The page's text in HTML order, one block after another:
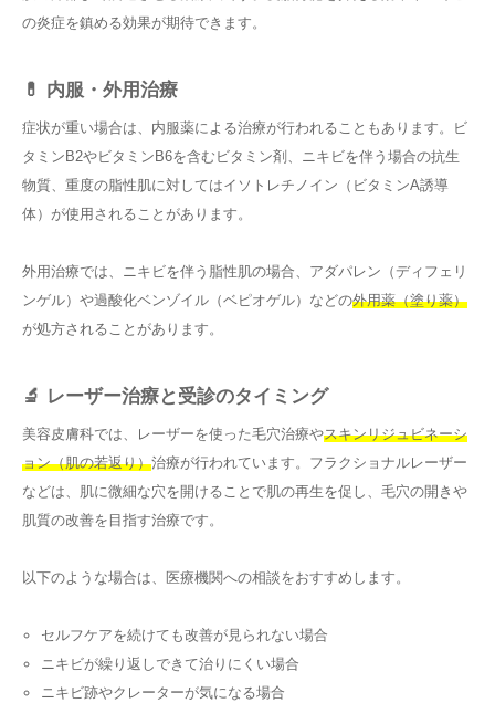
の炎症を鎮める効果が期待できます。
💊 内服・外用治療
症状が重い場合は、内服薬による治療が行われることもあります。ビ
タミンB2やビタミンB6を含むビタミン剤、ニキビを伴う場合の抗生
物質、重度の脂性肌に対してはイソトレチノイン（ビタミンA誘導
体）が使用されることがあります。
外用治療では、ニキビを伴う脂性肌の場合、アダパレン（ディフェリ
ンゲル）や過酸化ベンゾイル（ベピオゲル）などの外用薬（塗り薬）
が処方されることがあります。
🔬 レーザー治療と受診のタイミング
美容皮膚科では、レーザーを使った毛穴治療やスキンリジュビネーシ
ョン（肌の若返り）治療が行われています。フラクショナルレーザー
などは、肌に微細な穴を開けることで肌の再生を促し、毛穴の開きや
肌質の改善を目指す治療です。
以下のような場合は、医療機関への相談をおすすめします。
セルフケアを続けても改善が見られない場合
ニキビが繰り返しできて治りにくい場合
ニキビ跡やクレーターが気になる場合